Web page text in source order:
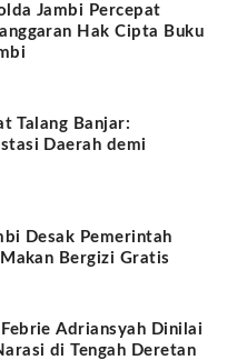
Jambi Percepat
Hak Cipta Buku
Talang Banjar:
Daerah demi
Desak Pemerintah
Bergizi Gratis
Adriansyah Dinilai
di Tengah Deretan